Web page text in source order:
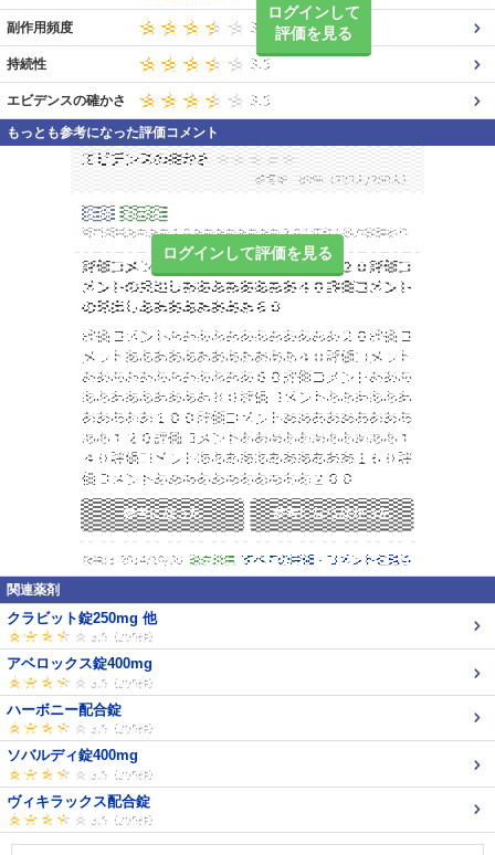
ログインして
評価を見る
副作用頻度
持続性
エビデンスの確かさ
もっとも参考になった評価コメント
ログインして評価を見る
関連薬剤
クラビット錠250mg 他
アベロックス錠400mg
ハーボニー配合錠
ソバルディ錠400mg
ヴィキラックス配合錠